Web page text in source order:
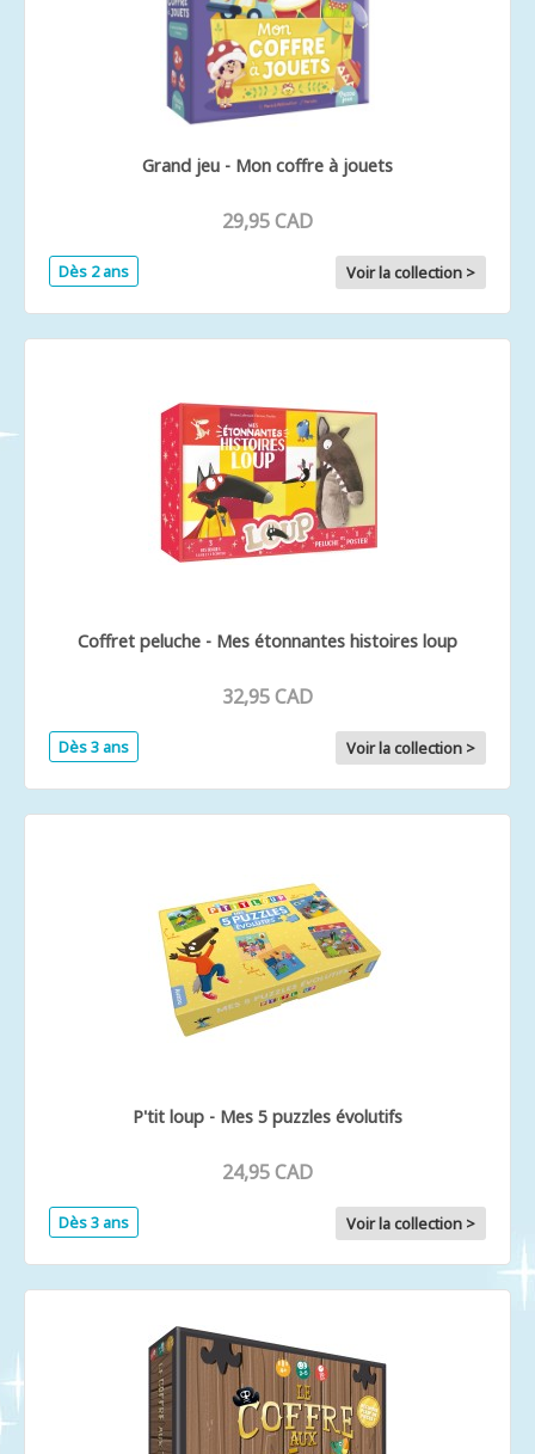
Grand jeu - Mon coffre à jouets
29,95 CAD
Dès 2 ans Voir la collection >
Coffret peluche - Mes étonnantes histoires loup
32,95 CAD
Dès 3 ans Voir la collection >
P'tit loup - Mes 5 puzzles évolutifs
24,95 CAD
Dès 3 ans Voir la collection >